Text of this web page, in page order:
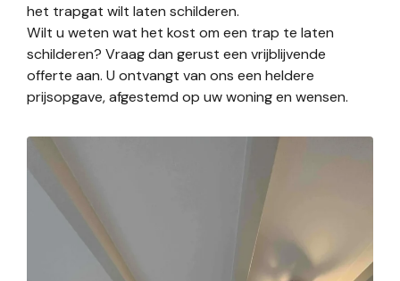
het trapgat wilt laten schilderen.
Wilt u weten wat het kost om een trap te laten
schilderen? Vraag dan gerust een vrijblijvende
offerte aan. U ontvangt van ons een heldere
prijsopgave, afgestemd op uw woning en wensen.